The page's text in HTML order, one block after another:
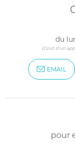
du
(Coût d'un
EMAIL
pour